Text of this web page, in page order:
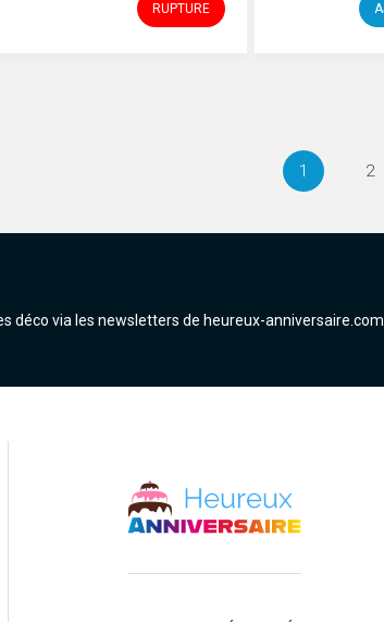
RUPTURE
1 2
déco via les newsletters de heureux-anniversaire.com